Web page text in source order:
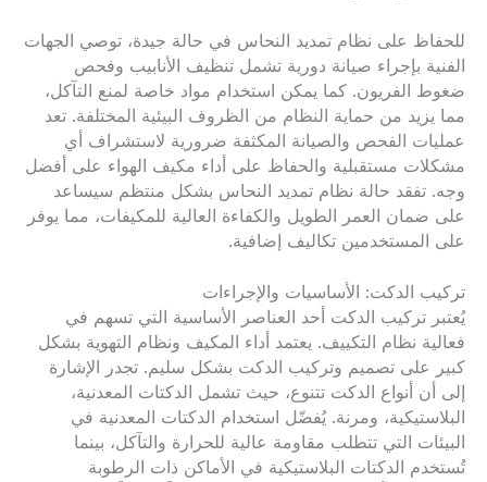
للحفاظ على نظام تمديد النحاس في حالة جيدة، توصي الجهات
الفنية بإجراء صيانة دورية تشمل تنظيف الأنابيب وفحص
ضغوط الفريون. كما يمكن استخدام مواد خاصة لمنع التآكل،
مما يزيد من حماية النظام من الظروف البيئية المختلفة. تعد
عمليات الفحص والصيانة المكثفة ضرورية لاستشراف أي
مشكلات مستقبلية والحفاظ على أداء مكيف الهواء على أفضل
وجه. تفقد حالة نظام تمديد النحاس بشكل منتظم سيساعد
على ضمان العمر الطويل والكفاءة العالية للمكيفات، مما يوفر
على المستخدمين تكاليف إضافية.
تركيب الدكت: الأساسيات والإجراءات
يُعتبر تركيب الدكت أحد العناصر الأساسية التي تسهم في
فعالية نظام التكييف. يعتمد أداء المكيف ونظام التهوية بشكل
كبير على تصميم وتركيب الدكت بشكل سليم. تجدر الإشارة
إلى أن أنواع الدكت تتنوع، حيث تشمل الدكتات المعدنية،
البلاستيكية، ومرنة. يُفضّل استخدام الدكتات المعدنية في
البيئات التي تتطلب مقاومة عالية للحرارة والتآكل، بينما
تُستخدم الدكتات البلاستيكية في الأماكن ذات الرطوبة